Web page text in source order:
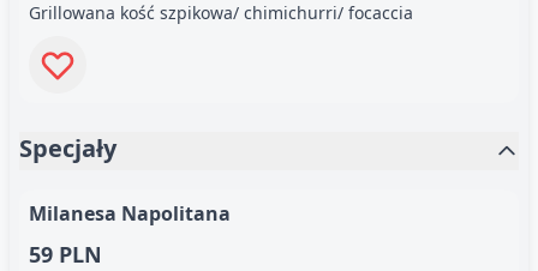
Grillowana kość szpikowa/ chimichurri/ focaccia
Specjały
Milanesa Napolitana
59 PLN